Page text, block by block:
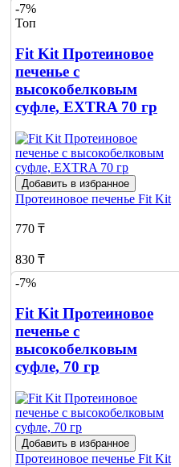
Нет в наличии
о наличии
3
-7%
Топ
Fit Kit Протеиновое
печенье с
высокобелковым
суфле, EXTRA 70 гр
Добавить в избранное
Протеиновое печенье Fit Kit
770 ₸
830 ₸
Нет в наличии
Сообщить
о наличии
5
-7%
Fit Kit Протеиновое
печенье с
высокобелковым
суфле, 70 гр
Добавить в избранное
Протеиновое печенье Fit Kit